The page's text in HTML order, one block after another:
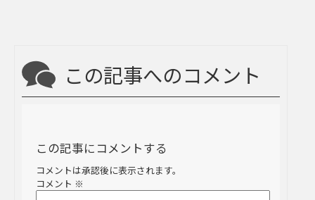
この記事へのコメント
この記事にコメントする
コメントは承認後に表示されます。
コメント ※